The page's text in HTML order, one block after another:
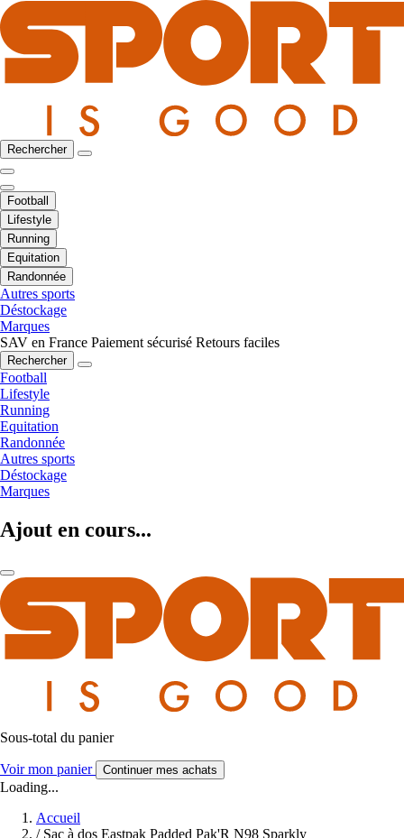
Rechercher
Football
Lifestyle
Running
Equitation
Randonnée
Autres sports
Déstockage
Marques
SAV en France Paiement sécurisé Retours faciles
Rechercher
Football
Lifestyle
Running
Equitation
Randonnée
Autres sports
Déstockage
Marques
Ajout en cours...
Sous-total du panier
Voir mon panier Continuer mes achats
Loading...
Accueil
/ Sac à dos Eastpak Padded Pak'R N98 Sparkly